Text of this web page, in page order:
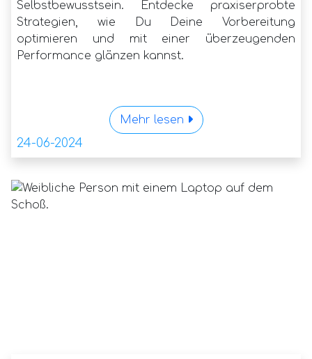
Selbstbewusstsein. Entdecke praxiserprobte
Strategien, wie Du Deine Vorbereitung
optimieren und mit einer überzeugenden
Performance glänzen kannst.
Mehr lesen
24-06-2024